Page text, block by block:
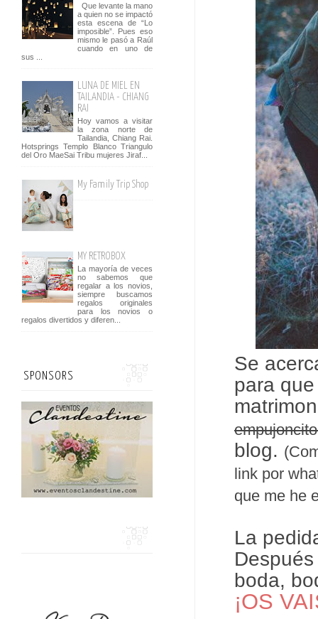
Se
para
blog.
link por
que me he
La
boda,
¡OS
Que levante la mano
a quien no se impactó
esta escena de “Lo
imposible”. Pues eso
mismo le pasó a Raúl
cuando en uno de
sus ...
LUNA DE MIEL EN
TAILANDIA - CHIANG
RAI
Hoy vamos a visitar
la zona norte de
Tailandia, Chiang Rai.
Hotsprings Templo Blanco Triangulo
del Oro MaeSai Tribu mujeres Jiraf...
My Family Trip Shop
MY RETROBOX
La mayoría de veces
no sabemos que
regalar a los novios,
siempre buscamos
regalos originales
para los novios o
regalos divertidos y diferen...
SPONSORS